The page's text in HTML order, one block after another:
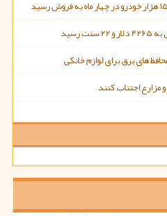
های برق برای لوازم خانگی
اجتناب کنند